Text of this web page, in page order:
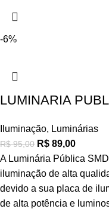
-6%
LUMINARIA
Iluminação, Luminárias
R$95,00 R$ 89,00
A Luminária Pública
iluminação de alta
devido a sua placa de
de alta potência e